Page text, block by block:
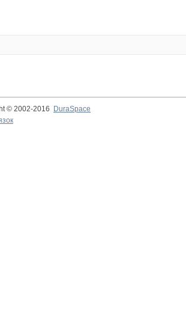
© 2002-2016
DuraSpace